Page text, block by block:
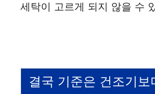
세탁이 고르게 되지 않을 수
결국 기준은 건조기보